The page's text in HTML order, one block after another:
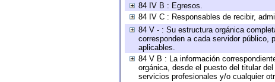
84 IV B : Egresos.
84 IV C : Responsables de recibir,
84 V - : Su estructura orgánica
corresponden a cada servidor público,
aplicables.
84 V B : La información
orgánica, desde el puesto del titular
servicios profesionales y/o cualquier